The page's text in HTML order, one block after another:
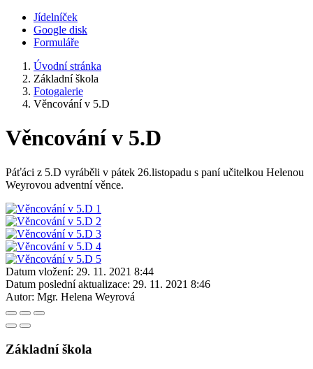
Jídelníček
Google disk
Formuláře
Úvodní stránka
Základní škola
Fotogalerie
Věncování v 5.D
Věncování v 5.D
Páťáci z 5.D vyráběli v pátek 26.listopadu s paní učitelkou Helenou
Weyrovou adventní věnce.
Datum vložení: 29. 11. 2021 8:44
Datum poslední aktualizace: 29. 11. 2021 8:46
Autor: Mgr. Helena Weyrová
Základní škola